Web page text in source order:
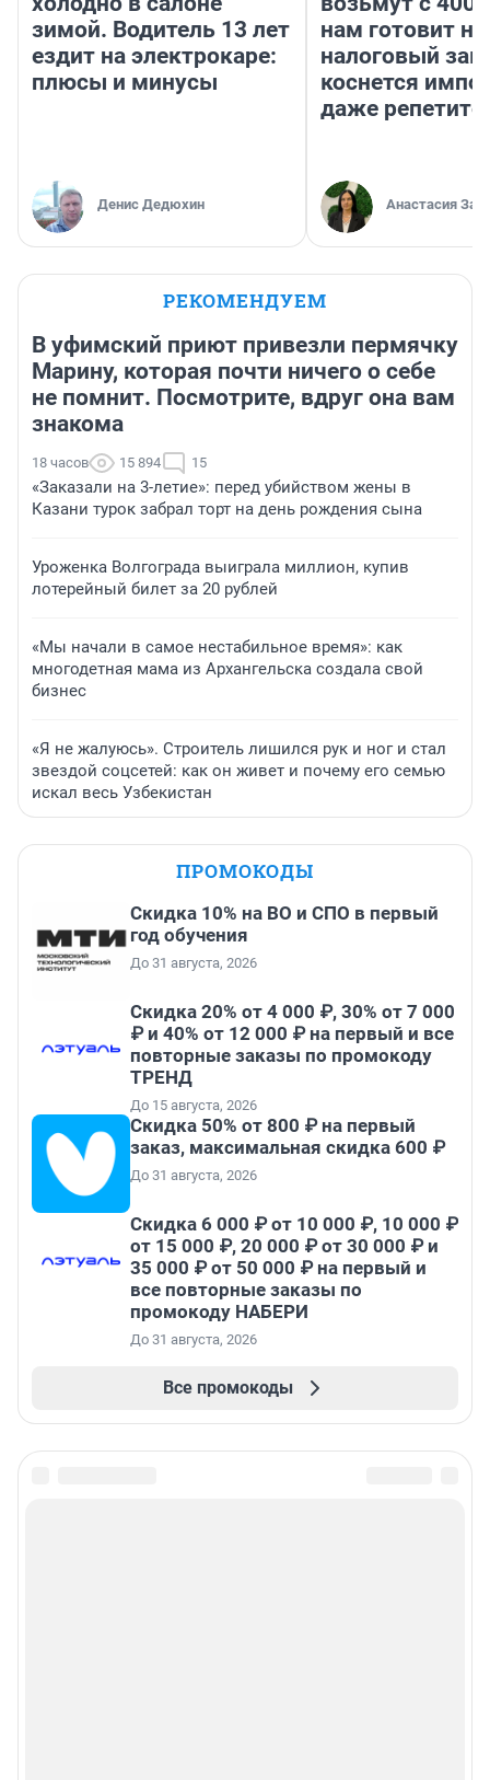
зимой. Водитель 13 лет
ездит на электрокаре:
плюсы и минусы
Денис Дедюхин
нам готовит
налоговый
коснется
даже
Анастасия
РЕКОМЕНДУЕМ
В уфимский приют привезли пермячку
Марину, которая почти ничего о себе
не помнит. Посмотрите, вдруг она вам
знакома
18 часов 15 894 15
«Заказали на 3-летие»: перед убийством жены в
Казани турок забрал торт на день рождения сына
Уроженка Волгограда выиграла миллион, купив
лотерейный билет за 20 рублей
«Мы начали в самое нестабильное время»: как
многодетная мама из Архангельска создала свой
бизнес
«Я не жалуюсь». Строитель лишился рук и ног и стал
звездой соцсетей: как он живет и почему его семью
искал весь Узбекистан
ПРОМОКОДЫ
Скидка 10% на ВО и СПО в первый
год обучения
До 31 августа, 2026
Скидка 20% от 4 000 ₽, 30% от 7 000
₽ и 40% от 12 000 ₽ на первый и все
повторные заказы по промокоду
ТРЕНД
До 15 августа, 2026
Скидка 50% от 800 ₽ на первый
заказ, максимальная скидка 600 ₽
До 31 августа, 2026
Скидка 6 000 ₽ от 10 000 ₽, 10 000 ₽
от 15 000 ₽, 20 000 ₽ от 30 000 ₽ и
35 000 ₽ от 50 000 ₽ на первый и
все повторные заказы по
промокоду НАБЕРИ
До 31 августа, 2026
Все промокоды